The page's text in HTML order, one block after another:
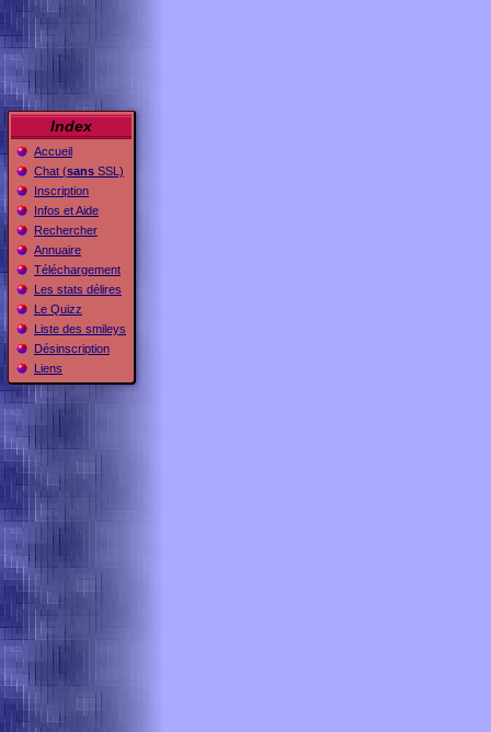
Index
Accueil
Chat (sans SSL)
Inscription
Infos et Aide
Rechercher
Annuaire
Téléchargement
Les stats délires
Le Quizz
Liste des smileys
Désinscription
Liens